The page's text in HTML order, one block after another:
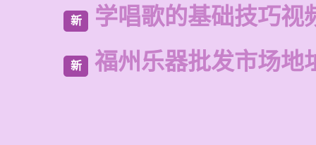
新 学唱歌的基础技巧视
新 福州乐器批发市场地